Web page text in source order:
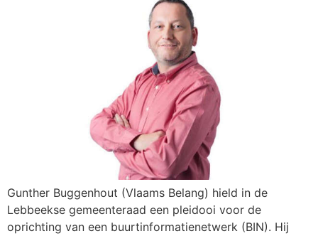
Gunther Buggenhout (Vlaams Belang) hield in de
Lebbeekse gemeenteraad een pleidooi voor de
oprichting van een buurtinformatienetwerk (BIN). Hij